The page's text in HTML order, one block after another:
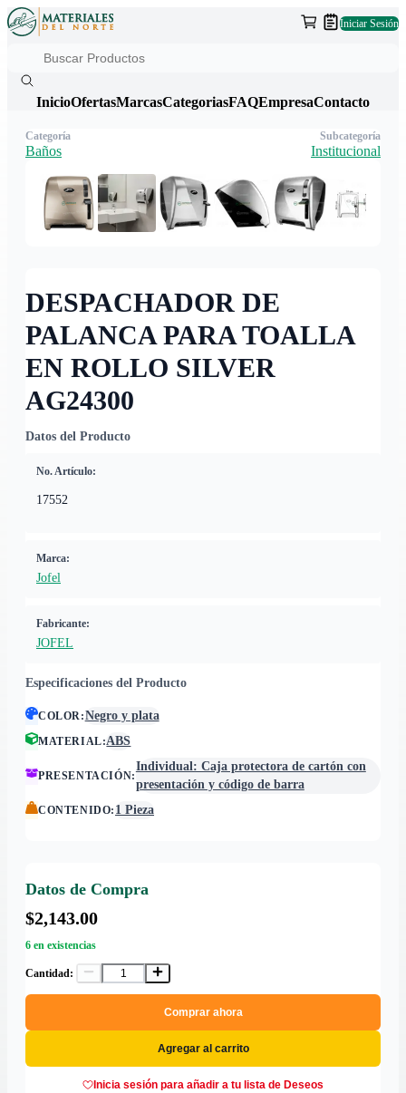
Iniciar Sesión
InicioOfertasMarcasCategoriasFAQEmpresaContacto
DESPACHADOR DE
PALANCA PARA TOALLA
EN ROLLO SILVER
AG24300
Datos del Producto
No. Artículo:
17552
Marca:
Jofel
Fabricante:
JOFEL
Especificaciones del Producto
COLOR:Negro y plata
MATERIAL:ABS
PRESENTACIÓN:
Individual: Caja protectora de cartón con
presentación y código de barra
CONTENIDO: 1 Pieza
Datos de Compra
$2,143.00
6 en existencias
Cantidad:
Comprar ahora
Agregar al carrito
Inicia sesión para añadir a tu lista de Deseos
Categoría
Baños
Subcategoría
Institucional